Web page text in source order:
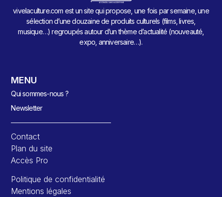
vivelaculture.com est un site qui propose, une fois par semaine, une
sélection d’une douzaine de produits culturels (films, livres,
musique…) regroupés autour d’un thème d’actualité (nouveauté,
expo, anniversaire…).
MENU
Qui sommes-nous ?
Newsletter
Contact
Plan du site
Accès Pro
Politique de confidentialité
Mentions légales